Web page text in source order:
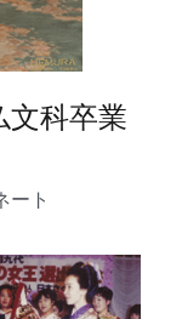
文科卒業
ート